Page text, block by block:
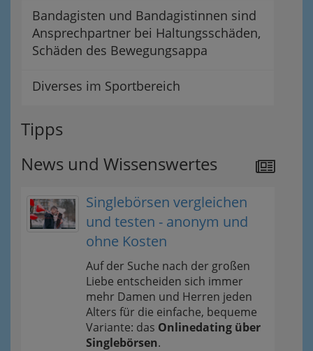
Bandagisten und Bandagistinnen sind
Ansprechpartner bei Haltungsschäden,
Schäden des Bewegungsappa
Diverses im Sportbereich
Tipps
News und Wissenswertes
Singlebörsen vergleichen
und testen - anonym und
ohne Kosten
Auf der Suche nach der großen
Liebe entscheiden sich immer
mehr Damen und Herren jeden
Alters für die einfache, bequeme
Variante: das Onlinedating über
Singlebörsen.